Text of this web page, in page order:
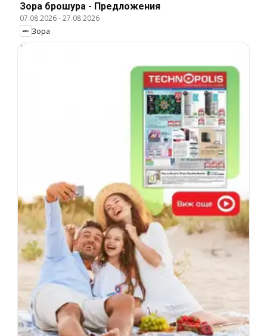
Зора брошура - Предложения
07.08.2026-27.08.2026
Зора